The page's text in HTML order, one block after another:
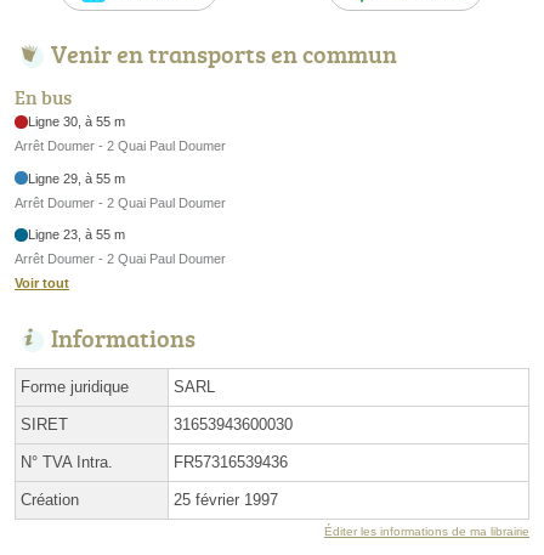
Venir en transports en commun
En bus
Ligne 30, à 55 m
Arrêt Doumer - 2 Quai Paul Doumer
Ligne 29, à 55 m
Arrêt Doumer - 2 Quai Paul Doumer
Ligne 23, à 55 m
Arrêt Doumer - 2 Quai Paul Doumer
Voir tout
Informations
Forme juridique SARL
SIRET 31653943600030
N° TVA Intra. FR57316539436
Création 25 février 1997
Éditer les informations de ma librairie